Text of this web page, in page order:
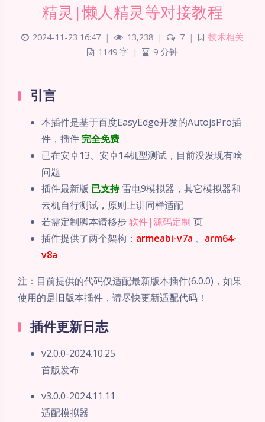
精灵|懒人精灵等对接教程
2024-11-23 16:47 | 13,238 | 7 |
技术相关
1149 字 | 9 分钟
引言
本插件是基于百度EasyEdge开发的AutojsPro插
件，插件 完全免费
已在安卓13、安卓14机型测试，目前没发现有啥
问题
插件最新版 已支持雷电9模拟器，其它模拟器和
云机自行测试，原则上讲同样适配
若需定制脚本请移步软件|源码定制 页
插件提供了两个架构： armeabi-v7a 、 arm64-
v8a
注：目前提供的代码仅适配最新版本插件(6.0.0)，如果
使用的是旧版本插件，请尽快更新适配代码！
插件更新日志
v2.0.0-2024.10.25
首版发布
v3.0.0-2024.11.11
适配模拟器